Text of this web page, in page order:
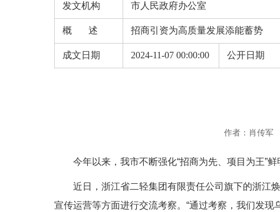
发文机构 市人民政府办公室
概 述 招商引资为高质量发展添能蓄势
成文日期 2024-11-07 00:00:00 公开日期
作者：肖传军
今年以来，我市不断强化“招商为先、项目为王”
近日，浙江省二轻集团有限责任公司旗下的浙江
宣传运营等方面进行交流考察。“通过考察，我们发